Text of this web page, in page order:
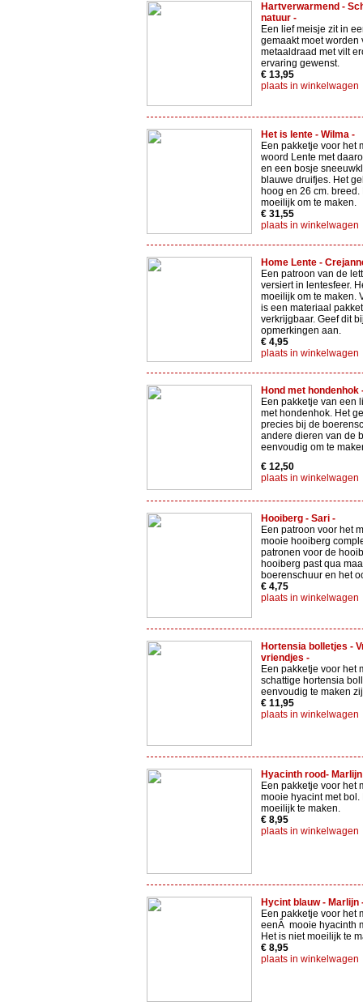
Hartverwarmend -
natuur -
Een lief meisje zit in
gemaakt moet worden
metaaldraad met vilt
ervaring gewenst.
€ 13,95
plaats in winkelwagen
Het is lente - Wilma -
Een pakketje voor het
woord Lente met
en een bosje
blauwe druifjes. Het
hoog en 26 cm. breed.
moeilijk om te maken.
€ 31,55
plaats in winkelwagen
Home Lente -
Een patroon van de
versiert in lentesfeer.
moeilijk om te maken.
is een materiaal
verkrijgbaar. Geef dit
opmerkingen aan.
€ 4,95
plaats in winkelwagen
Hond met hondenhok
Een pakketje van een
met hondenhok. Het
precies bij de
andere dieren van de
eenvoudig om te
€ 12,50
plaats in winkelwagen
Hooiberg - Sari -
Een patroon voor het
mooie hooiberg
patronen voor de
hooiberg past qua
boerenschuur en het
€ 4,75
plaats in winkelwagen
Hortensia bolletjes -
vriendjes -
Een pakketje voor het
schattige hortensia
eenvoudig te maken
€ 11,95
plaats in winkelwagen
Hyacinth rood-
Een pakketje voor het
mooie hyacint met bol.
moeilijk te maken.
€ 8,95
plaats in winkelwagen
Hycint blauw - Marlijn
Een pakketje voor het
eenÂ mooie hyacinth
Het is niet moeilijk te
€ 8,95
plaats in winkelwagen